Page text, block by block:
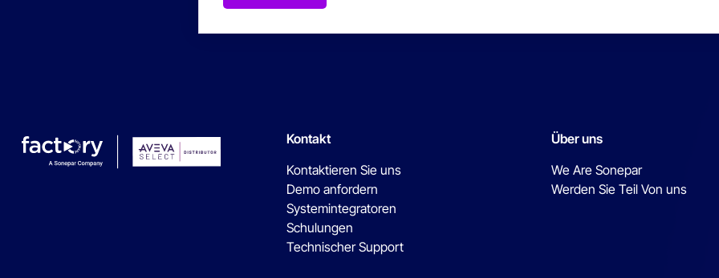
Kontakt
Kontaktieren Sie uns
Demo anfordern
Systemintegratoren
Schulungen
Technischer Support
Über uns
We Are Sonepar
Werden Sie Teil Von uns